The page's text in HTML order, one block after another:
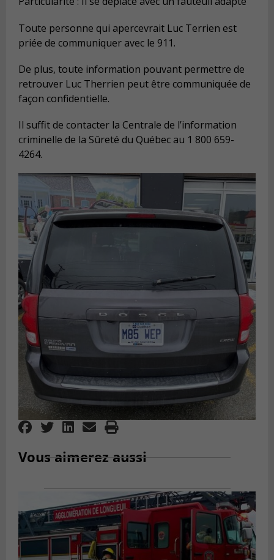
Toute personne qui apercevrait Luc Terrien est
priée de communiquer avec le 911.
De plus, toute information pouvant permettre de
retrouver Luc Therrien peut être communiquée de
façon confidentielle.
Il suffit de contacter la Centrale de l’information
criminelle de la Sûreté du Québec au 1 800 659-
4264.
Vous aimerez aussi